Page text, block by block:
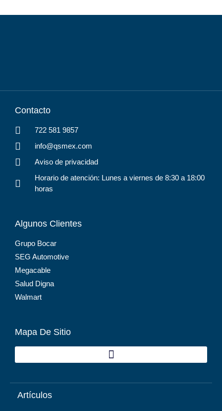
Contacto
722 581 9857
info@qsmex.com
Aviso de privacidad
Horario de atención: Lunes a viernes de 8:30 a 18:00
horas
Algunos Clientes
Grupo Bocar
SEG Automotive
Megacable
Salud Digna
Walmart
Mapa De Sitio
Artículos